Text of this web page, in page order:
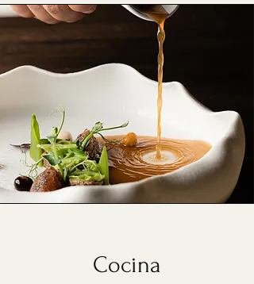
Cocina